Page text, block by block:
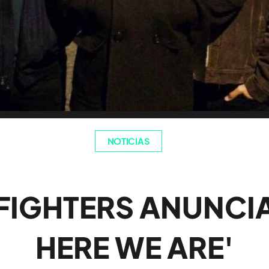
NOTICIAS
HERE WE ARE'